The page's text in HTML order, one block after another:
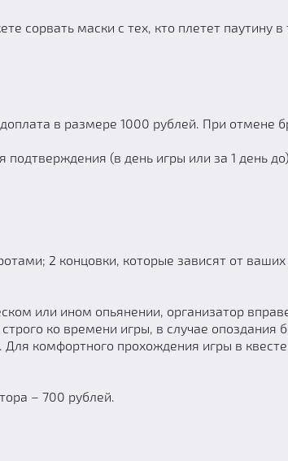
сорвать маски с тех, кто плетет паутину в
в размере 1000 рублей. При отмене
(в день игры или за 1 день
2 концовки, которые зависят от
или ином опьянении, организатор
ко времени игры, в случае опоздания
комфортного прохождения игры в
– 700 рублей.